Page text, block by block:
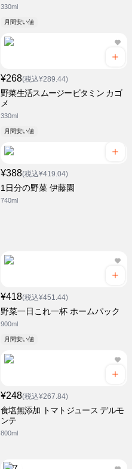
330ml
月間安い値
¥268(税込¥289.44)
野菜生活スムージービタミン カゴ
メ
330ml
月間安い値
¥388(税込¥419.04)
1日分の野菜 伊藤園
740ml
¥418(税込¥451.44)
野菜一日これ一杯 ホームパック
900ml
月間安い値
¥248(税込¥267.84)
食塩無添加 トマトジュース デルモ
ンテ
800ml